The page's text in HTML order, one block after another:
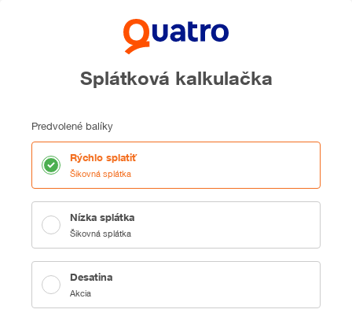
Splátková kalkulačka
Predvolené balíky
Rýchlo splatiť
Šikovná splátka
Nízka splátka
Šikovná splátka
Desatina
Akcia